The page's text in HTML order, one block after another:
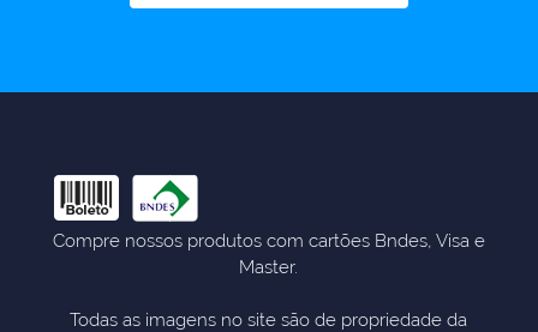
Compre nossos produtos com cartões Bndes, Visa e
Master.
Todas as imagens no site são de propriedade da